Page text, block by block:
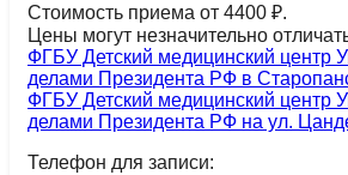
Стоимость приема от 4400 ₽.
Цены могут незначительно
ФГБУ Детский медицинский центр
делами Президента РФ в
ФГБУ Детский медицинский центр
делами Президента РФ на ул.
Телефон для записи: